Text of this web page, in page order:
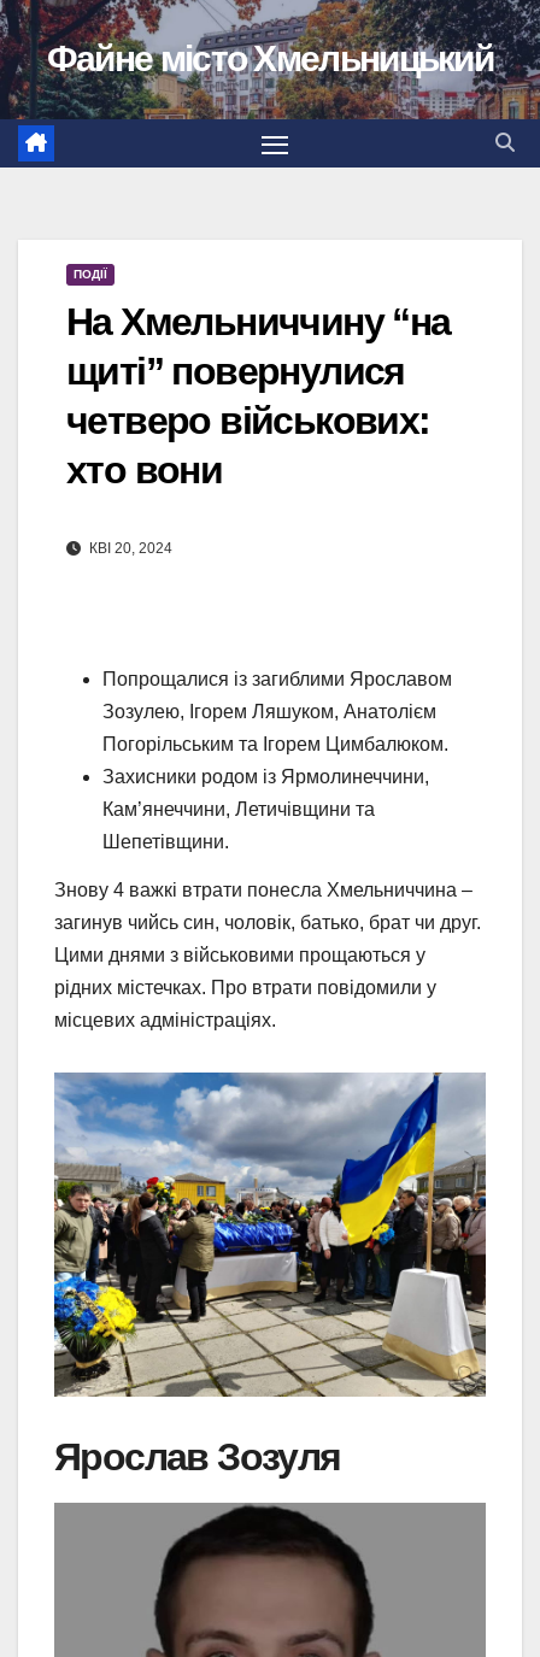
Перейти
до
вмісту
Файне місто Хмельницький
ПОДІЇ
На Хмельниччину “на
щиті” повернулися
четверо військових:
хто вони
КВІ 20, 2024
Попрощалися із загиблими Ярославом
Зозулею, Ігорем Ляшуком, Анатолієм
Погорільським та Ігорем Цимбалюком.
Захисники родом із Ярмолинеччини,
Кам’янеччини, Летичівщини та
Шепетівщини.
Знову 4 важкі втрати понесла Хмельниччина –
загинув чийсь син, чоловік, батько, брат чи друг.
Цими днями з військовими прощаються у
рідних містечках. Про втрати повідомили у
місцевих адміністраціях.
Ярослав Зозуля